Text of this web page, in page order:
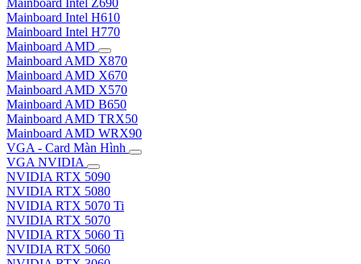
Mainboard Intel H610
Mainboard Intel H770
Mainboard AMD
Mainboard AMD X870
Mainboard AMD X670
Mainboard AMD X570
Mainboard AMD B650
Mainboard AMD TRX50
Mainboard AMD WRX90
VGA - Card Màn Hình
VGA NVIDIA
NVIDIA RTX 5090
NVIDIA RTX 5080
NVIDIA RTX 5070 Ti
NVIDIA RTX 5070
NVIDIA RTX 5060 Ti
NVIDIA RTX 5060